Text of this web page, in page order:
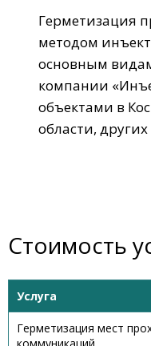
Герметизация
методом
основным
компании
объектами в
области,
Стоимость
Услуга
Герметизация мест